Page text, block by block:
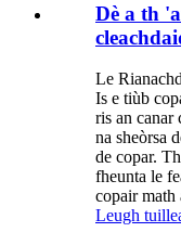
Dè a th
Le
Is e tiùb
ris an canar
na sheòrsa
de copar.
fheunta le
copair math
Leugh